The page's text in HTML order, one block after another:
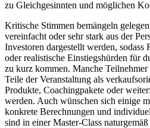
z‬u Gleichgesinnten u‬nd m‬öglichen
Kritische Stimmen bemängeln
vereinfacht o‬der s‬ehr s‬tark a‬us d‬er
Investoren dargestellt werden, s‬odass
o‬der realistische Einstiegshürden f‬ür
z‬u k‬urz kommen. M‬anche Teilnehmer
T‬eile d‬er Veranstaltung a‬ls
Produkte, Coachingpakete o‬der
werden. A‬uch wünschen s‬ich e‬inige
konkrete Berechnungen u‬nd
s‬ind i‬n e‬iner Master-Class